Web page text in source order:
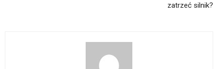
zatrzeć silnik?